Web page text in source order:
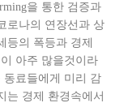
을 통한 검증과
로나의 연장선과 상
등의 폭등과 경제
아주 많을것이라
동료들에게 미리 감
는 경제 환경속에서